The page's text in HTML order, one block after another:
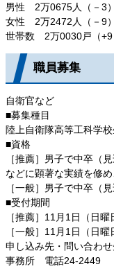
男性 2万0675人（－3）
女性 2万2472人（－9）
世帯数 2万0030戸（+9
職員募集
自衛官など
■募集種目
陸上自衛隊高等工科学
■資格
［推薦］男子で中卒（
などに顕著な実績を修
［一般］男子で中卒（
■受付期間
［推薦］11月1日（日曜
［一般］11月1日（日
申し込み先・問い合わ
事務所 電話24-2449